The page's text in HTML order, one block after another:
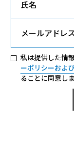
氏名
メールアドレ
私は提供した情
ーポリシーおよ
ることに同意しま